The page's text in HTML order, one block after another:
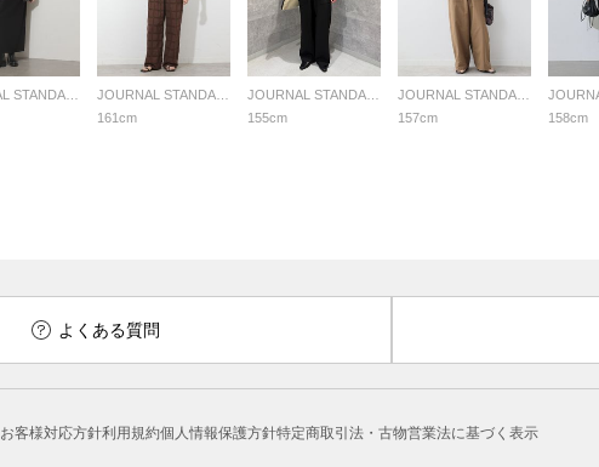
161cm
155cm
157cm
158cm
よくある質問
お客様対応方針利用規約個人情報保護方針特定商取引法・古物営業法に基づく表示